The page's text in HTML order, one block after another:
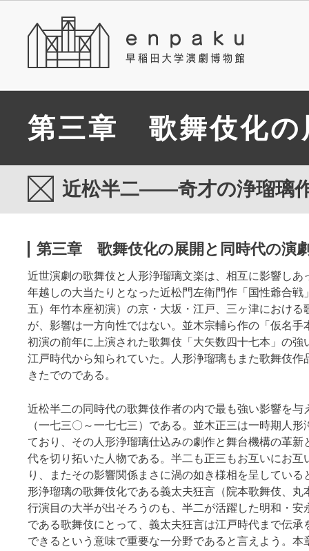
第三章 歌舞伎化の
同時代の演劇界
近松半二――奇才の浄瑠璃
第三章 歌舞伎化の展開と同時代の演
近世演劇の歌舞伎と人形浄瑠璃文楽は、相互に影響しあ
年越しの大当たりとなった近松門左衛門作「国性爺合戦
五）年竹本座初演）の京・大坂・江戸、三ヶ津における
が、影響は一方向性ではない。並木宗輔ら作の「仮名手
初演の前年に上演された歌舞伎「大矢数四十七本」の強
江戸時代から知られていた。人形浄瑠璃もまた歌舞伎作
きたでのである。
近松半二の同時代の歌舞伎作者の内で最も強い影響を与
（一七三〇～一七七三）である。並木正三は一時期人
ており、その人形浄瑠璃仕込みの劇作と舞台機構の革新
代を切り拓いた人物である。半二も正三もお互いにお互
り、またその影響関係まさに渦の如き様相を呈している
形浄瑠璃の歌舞伎化である義太夫狂言（院本歌舞伎、丸
行演目の大半が出そろうのも、半二が活躍した明和・安
である歌舞伎にとって、義太夫狂言は江戸時代まで伝承
できるという意味で重要な一分野であると言えよう。本